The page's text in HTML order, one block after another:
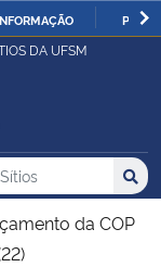
DA UFSM
nos Sítios
da COP